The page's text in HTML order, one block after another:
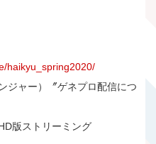
haikyu_spring2020/
ジャー）〞ゲネプロ配信につ
版ストリーミング